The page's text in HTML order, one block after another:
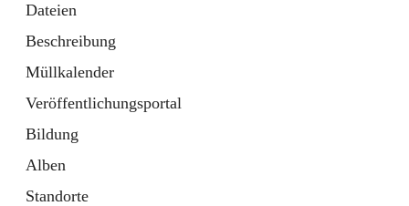
Dateien
Beschreibung
Müllkalender
Veröffentlichungsportal
Bildung
Alben
Standorte